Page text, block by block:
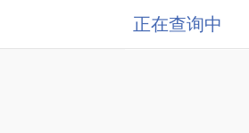
正在查询中